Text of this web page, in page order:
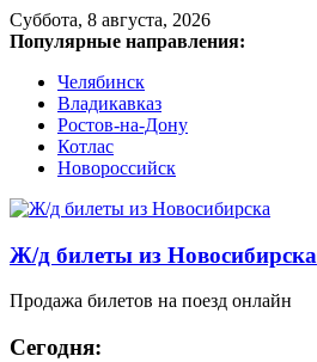
Суббота, 8 августа, 2026
Популярные направления:
Челябинск
Владикавказ
Ростов-на-Дону
Котлас
Новороссийск
Ж/д билеты из Новосибирска
Продажа билетов на поезд онлайн
Сегодня: